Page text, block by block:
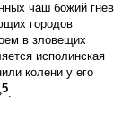
чаш божий гнев
городов
в зловещих
исполинская
колени у его
5.